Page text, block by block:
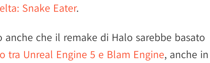
Snake Eater.
anche che il remake di Halo sarebbe basato
tra Unreal Engine 5 e Blam Engine, anche in